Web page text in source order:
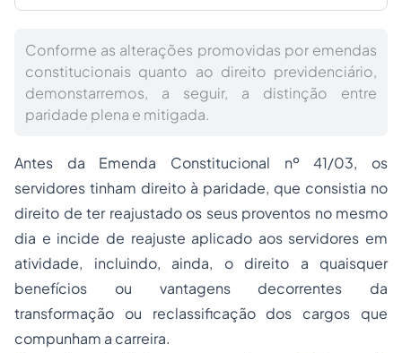
Conforme as alterações promovidas por emendas
constitucionais quanto ao direito previdenciário,
demonstarremos, a seguir, a distinção entre
paridade plena e mitigada.
Antes da Emenda Constitucional nº 41/03, os
servidores tinham direito à paridade, que consistia no
direito de ter reajustado os seus proventos no mesmo
dia e incide de reajuste aplicado aos servidores em
atividade, incluindo, ainda, o direito a quaisquer
benefícios ou vantagens decorrentes da
transformação ou reclassificação dos cargos que
compunham a carreira.